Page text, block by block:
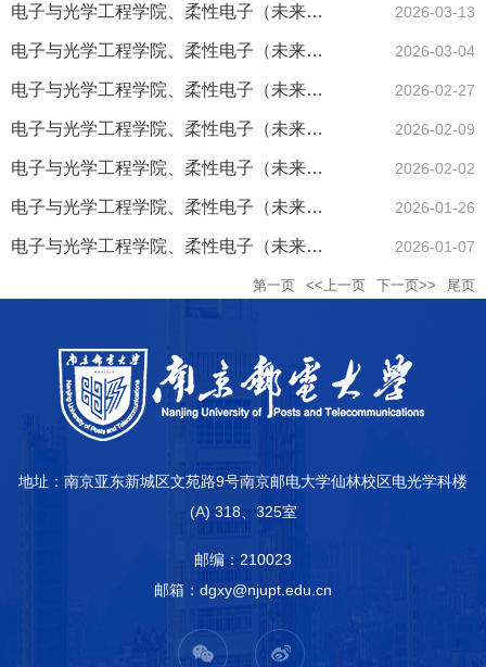
电子与光学工程学院、柔性电子（未来技术）学院党政联席会会议信... 2026-03-13
电子与光学工程学院、柔性电子（未来技术）学院党政联席会会议信... 2026-03-04
电子与光学工程学院、柔性电子（未来技术）学院党政联席会会议信... 2026-02-27
电子与光学工程学院、柔性电子（未来技术）学院党政联席会会议信... 2026-02-09
电子与光学工程学院、柔性电子（未来技术）学院党政联席会会议信... 2026-02-02
电子与光学工程学院、柔性电子（未来技术）学院党政联席会会议信... 2026-01-26
电子与光学工程学院、柔性电子（未来技术）学院党政联席会会议信... 2026-01-07
第一页 <<上一页 下一页>> 尾页
地址：南京亚东新城区文苑路9号南京邮电大学仙林校区电光学科楼
(A) 318、325室
邮编：210023
邮箱：dgxy@njupt.edu.cn